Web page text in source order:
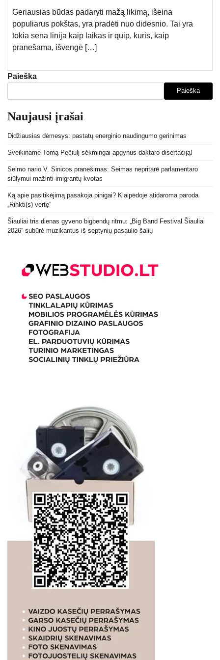
Geriausias būdas padaryti mažą likimą, išeina
populiarus pokštas, yra pradėti nuo didesnio. Tai yra
tokia sena linija kaip laikas ir quip, kuris, kaip
pranešama, išvengė […]
Paieška
Paieška
Naujausi įrašai
Didžiausias dėmesys: pastatų energinio naudingumo gerinimas
Sveikiname Tomą Pečiulį sėkmingai apgynus daktaro disertaciją!
Seimo nario V. Sinicos pranešimas: Seimas nepritarė parlamentaro
siūlymui mažinti imigrantų kvotas
Ką apie pasitikėjimą pasakoja pinigai? Klaipėdoje atidaroma paroda
„Rinkti(s) vertę“
Šiauliai tris dienas gyveno bigbendų ritmu: „Big Band Festival Šiauliai
2026“ subūrė muzikantus iš septynių pasaulio šalių